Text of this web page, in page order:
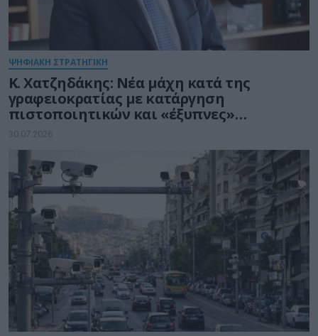
ΨΗΦΙΑΚΗ ΣΤΡΑΤΗΓΙΚΗ
Κ. Χατζηδάκης: Νέα μάχη κατά της
γραφειοκρατίας με κατάργηση
πιστοποιητικών και «έξυπνες»
διασταυρώσεις του Δημοσίου
30.07.2026